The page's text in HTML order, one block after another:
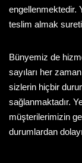
engellenmektedir.
teslim almak
Bünyemiz de
sayıları her
sizlerin hiçbir
sağlanmaktadır.
müşterilerimizin
durumlardan